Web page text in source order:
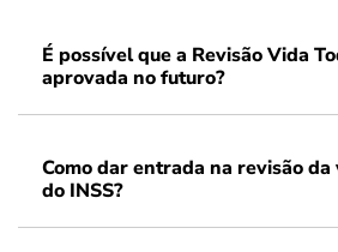
É possível que a Revisão Vida
aprovada no futuro?
Como dar entrada na revisão da
do INSS?